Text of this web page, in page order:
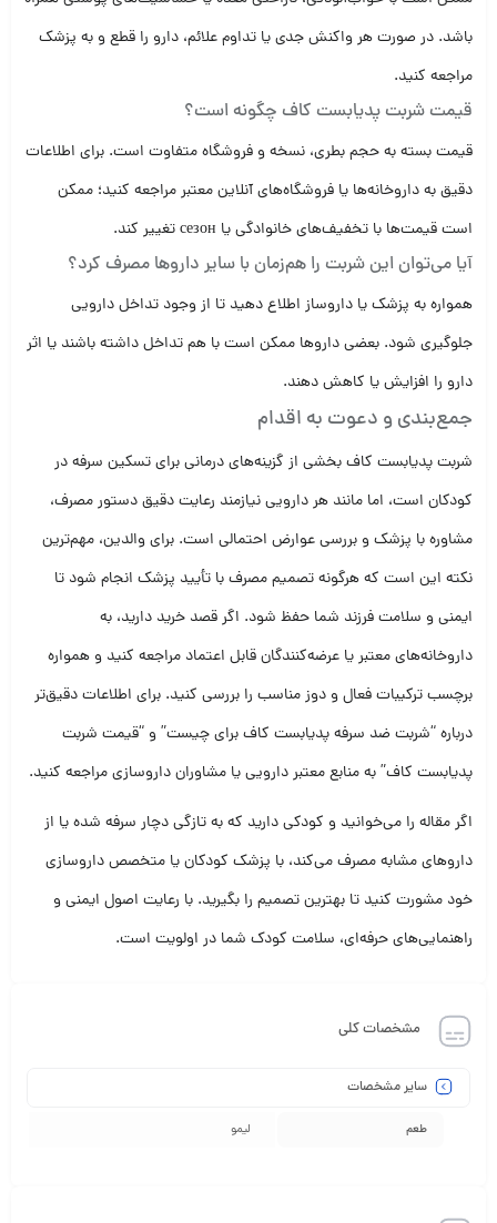
باشد. در صورت هر واکنش جدی یا تداوم علائم، دارو را قطع و به پزشک
مراجعه کنید.
قیمت شربت پدیابست کاف چگونه است؟
قیمت بسته به حجم بطری، نسخه و فروشگاه متفاوت است. برای اطلاعات
دقیق به داروخانه‌ها یا فروشگاه‌های آنلاین معتبر مراجعه کنید؛ ممکن
است قیمت‌ها با تخفیف‌های خانوادگی یا сезон تغییر کند.
آیا می‌توان این شربت را هم‌زمان با سایر داروها مصرف کرد؟
همواره به پزشک یا داروساز اطلاع دهید تا از وجود تداخل دارویی
جلوگیری شود. بعضی داروها ممکن است با هم تداخل داشته باشند یا اثر
دارو را افزایش یا کاهش دهند.
جمع‌بندی و دعوت به اقدام
شربت پدیابست کاف بخشی از گزینه‌های درمانی برای تسکین سرفه در
کودکان است، اما مانند هر دارویی نیازمند رعایت دقیق دستور مصرف،
مشاوره با پزشک و بررسی عوارض احتمالی است. برای والدین، مهم‌ترین
نکته این است که هرگونه تصمیم مصرف با تأیید پزشک انجام شود تا
ایمنی و سلامت فرزند شما حفظ شود. اگر قصد خرید دارید، به
داروخانه‌های معتبر یا عرضه‌کنندگان قابل اعتماد مراجعه کنید و همواره
برچسب ترکیبات فعال و دوز مناسب را بررسی کنید. برای اطلاعات دقیق‌تر
درباره “شربت ضد سرفه پدیابست کاف برای چیست” و “قیمت شربت
پدیابست کاف” به منابع معتبر دارویی یا مشاوران داروسازی مراجعه کنید.
اگر مقاله را می‌خوانید و کودکی دارید که به تازگی دچار سرفه شده یا از
داروهای مشابه مصرف می‌کند، با پزشک کودکان یا متخصص داروسازی
خود مشورت کنید تا بهترین تصمیم را بگیرید. با رعایت اصول ایمنی و
راهنمایی‌های حرفه‌ای، سلامت کودک شما در اولویت است.
مشخصات کلی
سایر مشخصات
طعم لیمو